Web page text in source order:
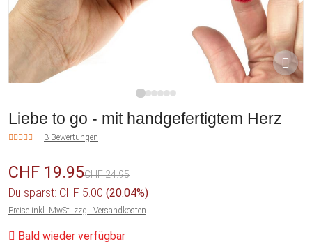
Liebe to go - mit handgefertigtem Herz
3 Bewertungen
CHF 19.95CHF 24.95
Du sparst: CHF 5.00 (20.04%)
Preise inkl. MwSt. zzgl. Versandkosten
Bald wieder verfügbar